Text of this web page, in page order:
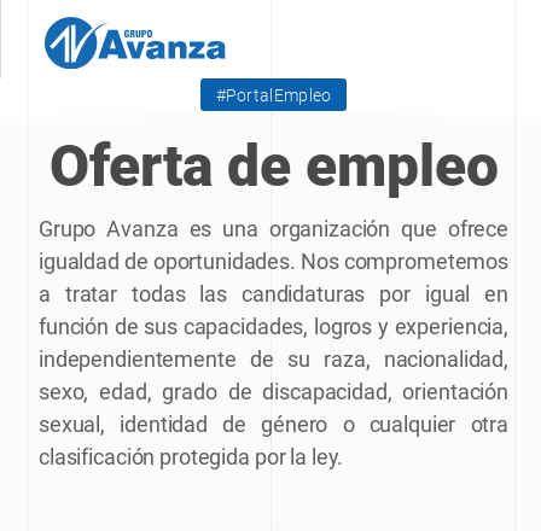
PortalEmpleo
Oferta de empleo
Grupo Avanza es una organización que ofrece
igualdad de oportunidades. Nos comprometemos
a tratar todas las candidaturas por igual en
función de sus capacidades, logros y experiencia,
independientemente de su raza, nacionalidad,
sexo, edad, grado de discapacidad, orientación
sexual, identidad de género o cualquier otra
clasificación protegida por la ley.